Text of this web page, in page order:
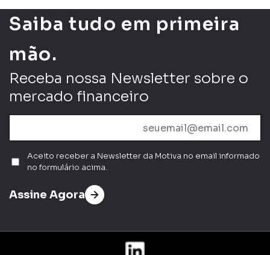
Enviar
Saiba tudo em primeira
mão.
Receba nossa Newsletter sobre o
mercado financeiro
Aceito receber a Newsletter da Motiva no email informado
no formulário acima.
Assine Agora